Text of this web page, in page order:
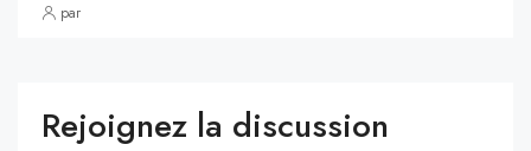
par
Rejoignez la discussion